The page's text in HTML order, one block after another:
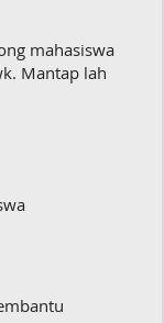
mahasiswa
Mantap lah